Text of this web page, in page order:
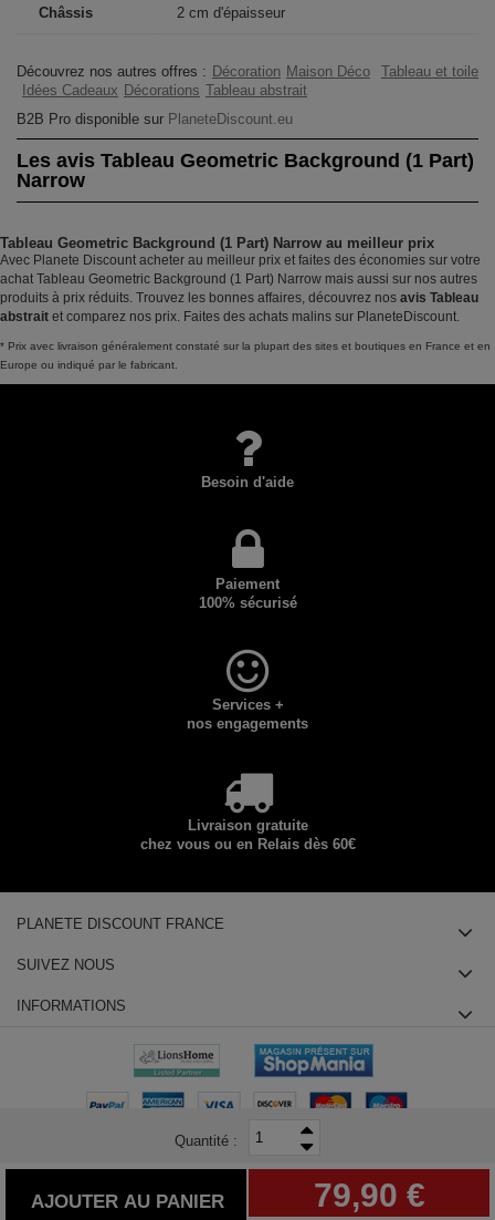
79,90 €
Quantité :
AJOUTER AU PANIER
Châssis 2 cm d'épaisseur
Découvrez nos autres offres : Décoration Maison Déco
Tableau et toile
Idées Cadeaux Décorations Tableau abstrait
B2B Pro disponible sur PlaneteDiscount.eu
Les avis Tableau Geometric Background (1 Part)
Narrow
Tableau Geometric Background (1 Part) Narrow au meilleur prix
Avec Planete Discount acheter au meilleur prix et faites des économies sur votre
achat Tableau Geometric Background (1 Part) Narrow mais aussi sur nos autres
produits à prix réduits. Trouvez les bonnes affaires, découvrez nos avis Tableau
abstrait et comparez nos prix. Faites des achats malins sur PlaneteDiscount.
* Prix avec livraison généralement constaté sur la plupart des sites et boutiques en France et en
Europe ou indiqué par le fabricant.
Besoin d'aide
Paiement
100% sécurisé
Services +
nos engagements
Livraison gratuite
chez vous ou en Relais dès 60€
PLANETE DISCOUNT FRANCE
SUIVEZ NOUS
INFORMATIONS
chemin des Groseilliers 91760 ITTEVILLE - Téléphone : +33180855415